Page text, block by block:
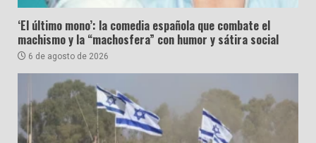
‘El último mono’: la comedia española que combate el
machismo y la “machosfera” con humor y sátira social
6 de agosto de 2026